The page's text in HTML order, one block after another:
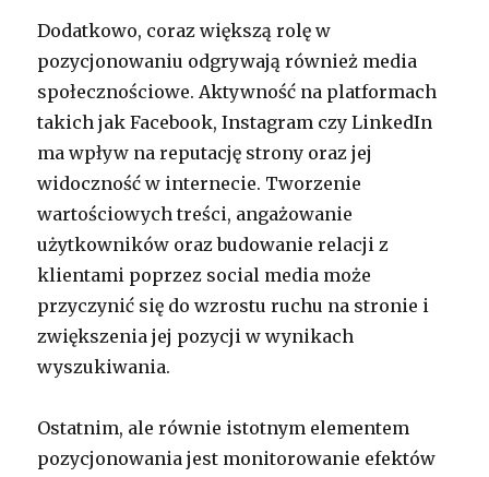
Dodatkowo, coraz większą rolę w
pozycjonowaniu odgrywają również media
społecznościowe. Aktywność na platformach
takich jak Facebook, Instagram czy LinkedIn
ma wpływ na reputację strony oraz jej
widoczność w internecie. Tworzenie
wartościowych treści, angażowanie
użytkowników oraz budowanie relacji z
klientami poprzez social media może
przyczynić się do wzrostu ruchu na stronie i
zwiększenia jej pozycji w wynikach
wyszukiwania.
Ostatnim, ale równie istotnym elementem
pozycjonowania jest monitorowanie efektów